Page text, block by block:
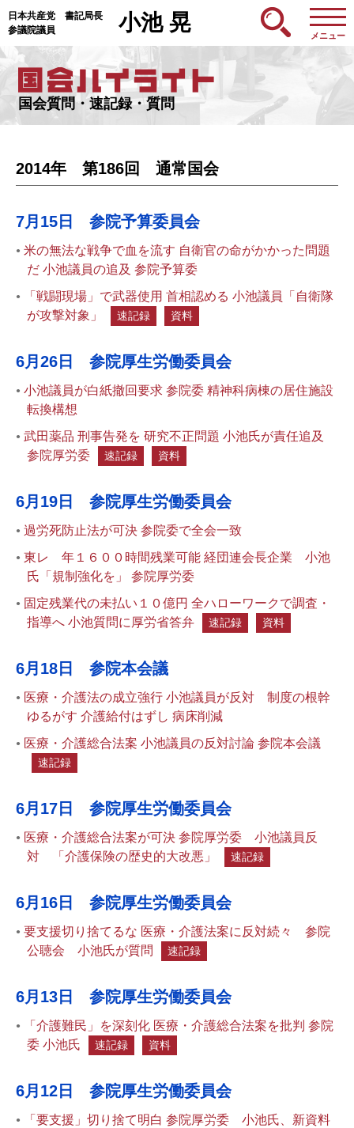
日本共産党 書記局長
参議院議員
小池 晃
メニュー
国会質問・速記録・質問
2014年 第186回 通常国会
7月15日 参院予算委員会
米の無法な戦争で血を流す 自衛官の命がかかった問題
だ 小池議員の追及 参院予算委
「戦闘現場」で武器使用 首相認める 小池議員「自衛隊
が攻撃対象」
速記録 資料
6月26日 参院厚生労働委員会
小池議員が白紙撤回要求 参院委 精神科病棟の居住施設
転換構想
武田薬品 刑事告発を 研究不正問題 小池氏が責任追及
参院厚労委
速記録 資料
6月19日 参院厚生労働委員会
過労死防止法が可決 参院委で全会一致
東レ 年１６００時間残業可能 経団連会長企業 小池
氏「規制強化を」 参院厚労委
固定残業代の未払い１０億円 全ハローワークで調査・
指導へ 小池質問に厚労省答弁
速記録 資料
6月18日 参院本会議
医療・介護法の成立強行 小池議員が反対 制度の根幹
ゆるがす 介護給付はずし 病床削減
医療・介護総合法案 小池議員の反対討論 参院本会議
速記録
6月17日 参院厚生労働委員会
医療・介護総合法案が可決 参院厚労委 小池議員反
対 「介護保険の歴史的大改悪」
速記録
6月16日 参院厚生労働委員会
要支援切り捨てるな 医療・介護法案に反対続々 参院
公聴会 小池氏が質問
速記録
6月13日 参院厚生労働委員会
「介護難民」を深刻化 医療・介護総合法案を批判 参院
委 小池氏
速記録 資料
6月12日 参院厚生労働委員会
「要支援」切り捨て明白 参院厚労委 小池氏、新資料